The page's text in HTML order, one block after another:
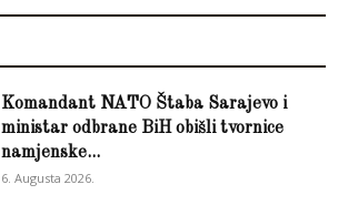
Komandant NATO Štaba Sarajevo i
ministar odbrane BiH obišli tvornice
namjenske...
6. Augusta 2026.